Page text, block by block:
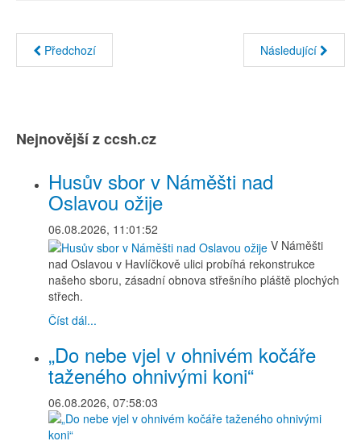
Předchozí Následující
Nejnovější z ccsh.cz
Husův sbor v Náměšti nad
Oslavou ožije
06.08.2026, 11:01:52
V Náměšti
nad Oslavou v Havlíčkově ulici probíhá rekonstrukce
našeho sboru, zásadní obnova střešního pláště plochých
střech.
Číst dál...
„Do nebe vjel v ohnivém kočáře
taženého ohnivými koni“
06.08.2026, 07:58:03